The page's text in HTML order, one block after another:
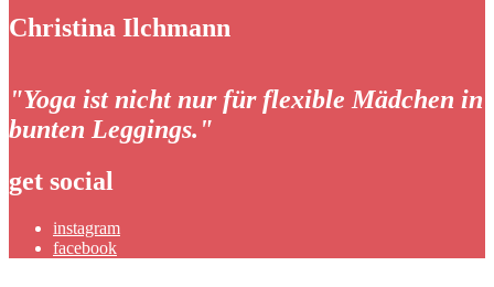
Christina Ilchmann
"Yoga ist nicht nur für flexible Mädchen in
bunten Leggings."
get social
instagram
facebook